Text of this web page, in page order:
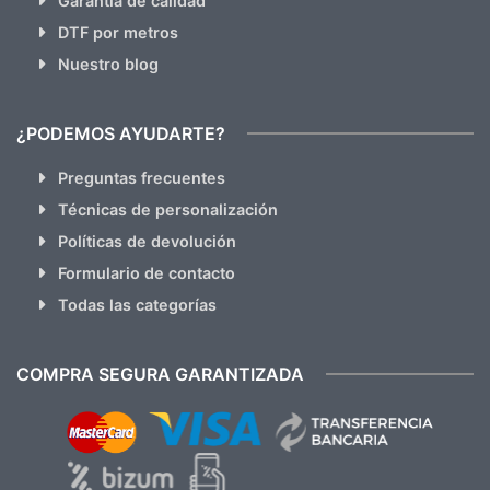
DTF por metros
Nuestro blog
¿PODEMOS AYUDARTE?
Preguntas frecuentes
Técnicas de personalización
Políticas de devolución
Formulario de contacto
Todas las categorías
COMPRA SEGURA GARANTIZADA